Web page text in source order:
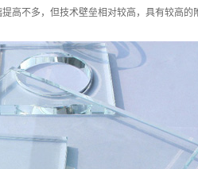
高不多，但技术壁垒相对较高，具有较高的